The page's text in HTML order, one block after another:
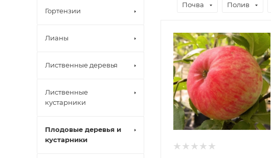
Почва Полив
Гортензии
Лианы
Лиственные деревья
Лиственные
кустарники
Плодовые деревья и
кустарники